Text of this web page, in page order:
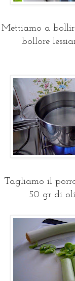
Mettiamo a
bollore
Tagliamo il
50 gr di